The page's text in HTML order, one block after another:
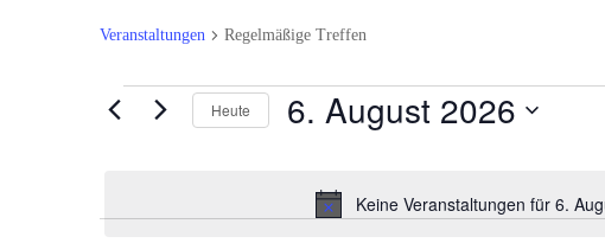
Veranstaltungen Regelmäßige Treffen
Veranstaltungen
für
2026
Keine Veranstaltungen für 6.
Heute 6. August 2026